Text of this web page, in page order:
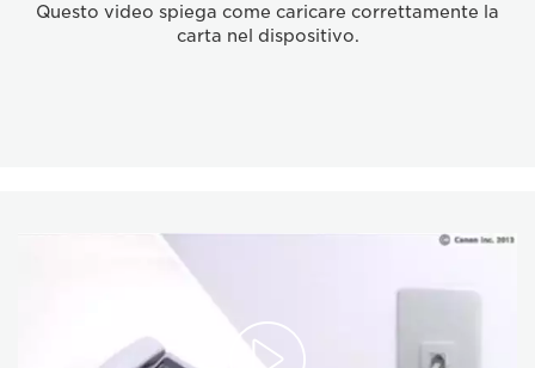
Questo video spiega come caricare correttamente la
carta nel dispositivo.